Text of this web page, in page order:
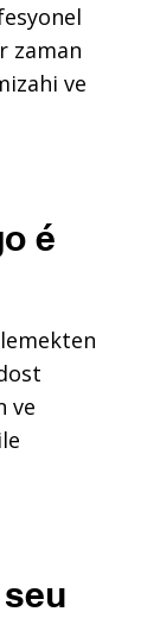
zaman
ve
é
ve